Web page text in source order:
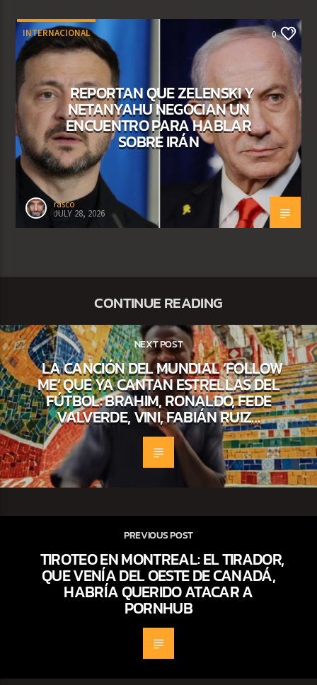
INTERNACIONAL 0
REPORTAN QUE ZELENSKI Y
NETANYAHU NEGOCIAN UN
ENCUENTRO PARA HABLAR
SOBRE IRÁN
rasco
JULY 28, 2026
CONTINUE READING
NEXT POST
LA CANCIÓN DEL MUNDIAL ‘FOLLOW
ME’ QUE YA CANTAN ESTRELLAS DEL
FÚTBOL: BRAHIM, RONALDO, FEDE
VALVERDE, VINI, FABIÁN RUIZ…
PREVIOUS POST
TIROTEO EN MONTREAL: EL TIRADOR,
QUE VENÍA DEL OESTE DE CANADÁ,
HABRÍA QUERIDO ATACAR A
PORNHUB